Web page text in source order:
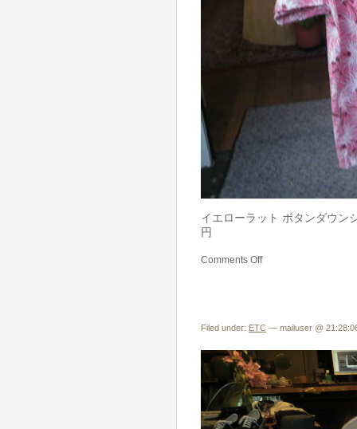
イエローラット ボタンダウン
円
Comments Off
Filed under: ETC — mailuser @